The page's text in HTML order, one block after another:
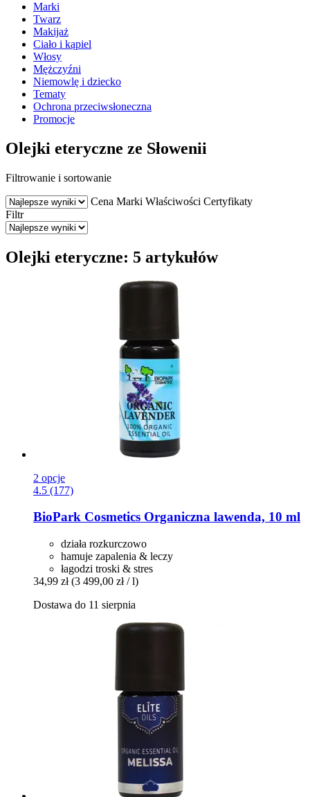
Marki
Twarz
Makijaż
Ciało i kąpiel
Włosy
Mężczyźni
Niemowlę i dziecko
Tematy
Ochrona przeciwsłoneczna
Promocje
Olejki eteryczne ze Słowenii
Filtrowanie i sortowanie
Cena Marki Właściwości Certyfikaty
Filtr
Olejki eteryczne: 5 artykułów
2 opcje
4.5 (177)
BioPark Cosmetics Organiczna lawenda, 10 ml
działa rozkurczowo
hamuje zapalenia & leczy
łagodzi troski & stres
34,99 zł (3 499,00 zł / l)
Dostawa do 11 sierpnia